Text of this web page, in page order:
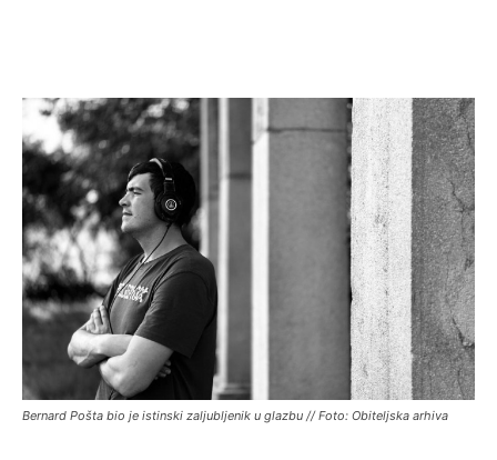
Bernard Pošta bio je istinski zaljubljenik u glazbu // Foto: Obiteljska arhiva